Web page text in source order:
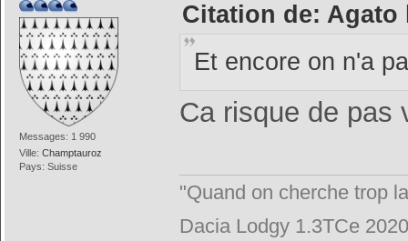
Messages: 1 990
Ville:Champtauroz
Pays: Suisse
Citation de: Agato
Et encore on n'a
Ca risque de
"Quand on cherche trop
Dacia Lodgy 1.3TCe